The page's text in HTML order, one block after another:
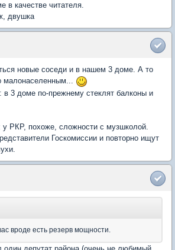
в качестве читателя.
двушка
новые соседи и в нашем 3 доме. А то
малонаселенным...
в 3 доме по-прежнему стеклят балконы и
у РКР, похоже, сложности с музшколой.
Госкомиссии и повторно ищут
вроде есть резерв мощности.